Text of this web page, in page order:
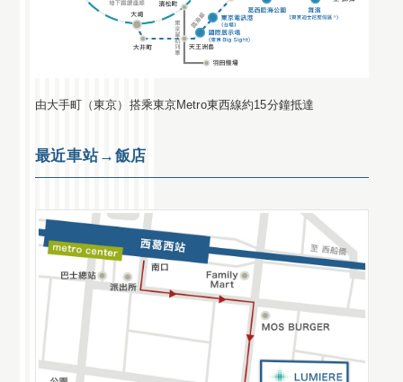
由大手町（東京）搭乘東京Metro東西線約15分鐘抵達
最近車站→飯店